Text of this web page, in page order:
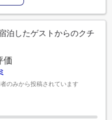
ジュサービスを含むフロン
、快適な滞在をお約束しま
できます。 ルームサービス
います。 限られた指定区域
います。最高のくつろぎを
デザインで、基本的な生活
を演出します。 Hotel
立したリビングルームやバ
なデザインの客室がありま
ストリーミング、日刊新
ト設備があり、楽しい滞在
泊したゲストからのクチ
価
のみから投稿されています